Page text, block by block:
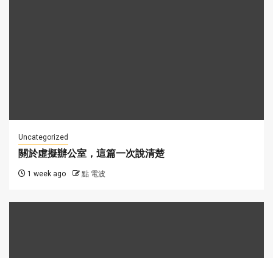
Uncategorized
關於虛擬辦公室，這篇一次說清楚
1 week ago 點 電波